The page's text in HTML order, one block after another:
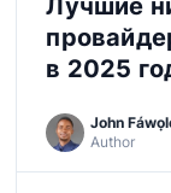
Лучшие
в 2025
Author
John